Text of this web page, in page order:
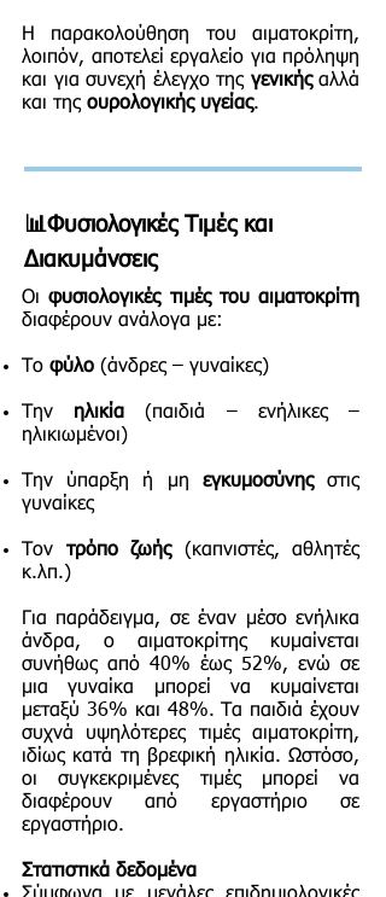
Η παρακολούθηση του αιματοκρίτη,
λοιπόν, αποτελεί εργαλείο για πρόληψη
και για συνεχή έλεγχο της γενικής αλλά
και της ουρολογικής υγείας.
📊Φυσιολογικές Τιμές και
Διακυμάνσεις
Οιφυσιολογικές τιμές του αιματοκρίτη
διαφέρουν ανάλογα με:
Το φύλο (άνδρες – γυναίκες)
Την ηλικία(παιδιά – ενήλικες –
ηλικιωμένοι)
Την ύπαρξη ή μη εγκυμοσύνηςστις
γυναίκες
Τον τρόπο ζωής(καπνιστές, αθλητές
κ.λπ.)
Για παράδειγμα, σε έναν μέσο ενήλικα
άνδρα, ο αιματοκρίτης κυμαίνεται
συνήθως από 40% έως 52%, ενώ σε
μια γυναίκα μπορεί να κυμαίνεται
μεταξύ 36% και 48%. Τα παιδιά έχουν
συχνά υψηλότερες τιμές αιματοκρίτη,
ιδίως κατά τη βρεφική ηλικία. Ωστόσο,
οι συγκεκριμένες τιμές μπορεί να
διαφέρουν από εργαστήριο σε
εργαστήριο.
Στατιστικά δεδομένα